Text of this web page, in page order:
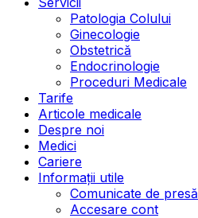
Patologia Colului
Ginecologie
Obstetrică
Endocrinologie
Proceduri Medicale
Tarife
Articole medicale
Despre noi
Medici
Cariere
Informații utile
Comunicate de presă
Accesare cont